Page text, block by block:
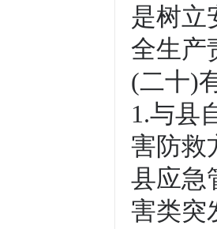
是树立
全生产
(二十)
1.与县
害防救
县应急
害类突